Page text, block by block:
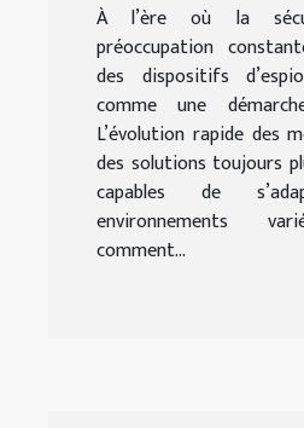
À l’ère où la
préoccupation
des dispositifs
comme une
L’évolution rapide des
des solutions toujours
capables de
environnements
comment...